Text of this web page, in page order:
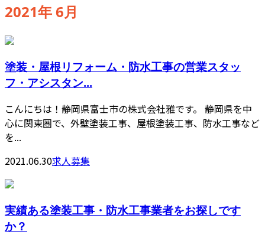
2021年 6月
塗装・屋根リフォーム・防水工事の営業スタッ
フ・アシスタン...
こんにちは！静岡県富士市の株式会社雅です。 静岡県を中
心に関東圏で、外壁塗装工事、屋根塗装工事、防水工事など
を...
2021.06.30求人募集
実績ある塗装工事・防水工事業者をお探しです
か？